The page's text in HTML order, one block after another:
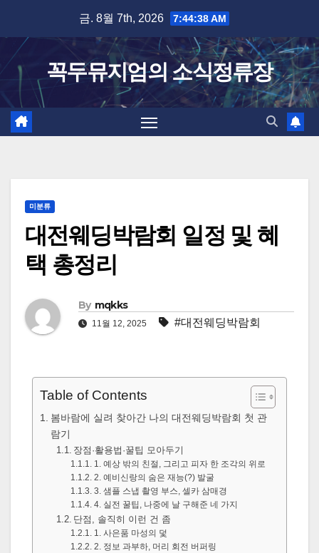
content
금. 8월 7th, 2026 7:44:39 AM
꼭두뮤지엄의 소식정류장
미분류
대전웨딩박람회 일정 및 혜
택 총정리
By mqkks
11월 12, 2025 #대전웨딩박람회
Table of Contents
봄바람에 실려 찾아간 나의 대전웨딩박람회 첫 관
람기
장점·활용법·꿀팁 모아두기
1. 예상 밖의 친절, 그리고 피자 한 조각의 위로
2. 예비신랑의 숨은 재능(?) 발굴
3. 샘플 스냅 촬영 부스, 셀카 삼매경
4. 실전 꿀팁, 나중에 날 구해준 네 가지
단점, 솔직히 이런 건 좀
1. 사은품 마성의 덫
2. 정보 과부하, 머리 회전 버퍼링